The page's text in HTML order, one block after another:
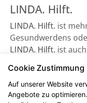
LINDA. Hilft.
LINDA. Hilft. ist
Gesundwerdens
LINDA. Hilft. ist
angewiesen sind -
Bundesverband
einmal vorbei.
Cookie Zustimmung
Auf unserer Website
Angebote zu